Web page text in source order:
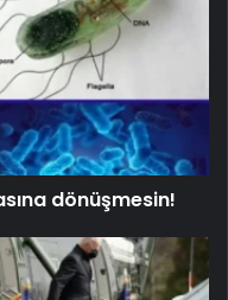
dönüşmesin!